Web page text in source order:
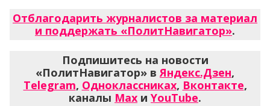
Отблагодарить журналистов за материал
и поддержать «ПолитНавигатор».
Подпишитесь на новости
«ПолитНавигатор» вЯндекс.Дзен,
Telegram, Одноклассниках, Вконтакте,
каналы Max и YouTube.